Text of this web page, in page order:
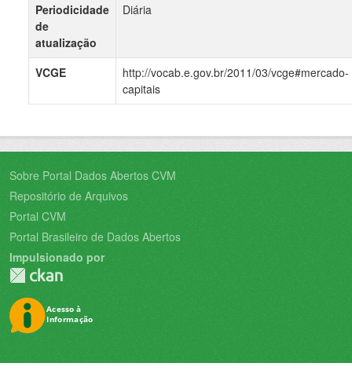
Periodicidade
de
atualização
Diária
VCGE
http://vocab.e.gov.br/2011/03/vcge#mercado-
capitais
Sobre Portal Dados Abertos CVM
Repositório de Arquivos
Portal CVM
Portal Brasileiro de Dados Abertos
Impulsionado por